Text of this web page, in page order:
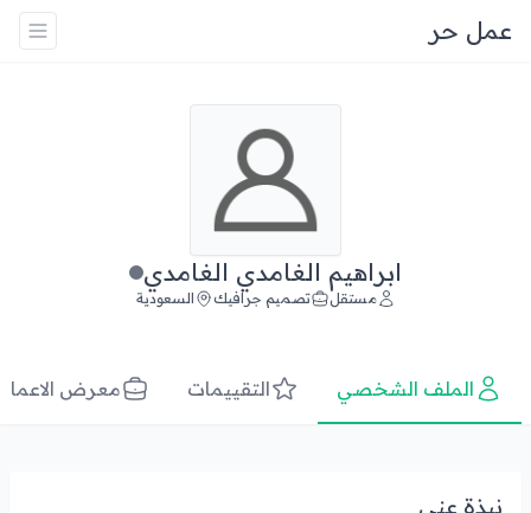
عمل حر
ابراهيم الغامدي الغامدي
مستقل تصميم جرافيك السعودية
الملف الشخصي التقييمات معرض
نبذة عني